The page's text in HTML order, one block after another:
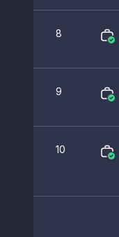
Дебальцеве
Стрюкове
Розсипне
8
9
10